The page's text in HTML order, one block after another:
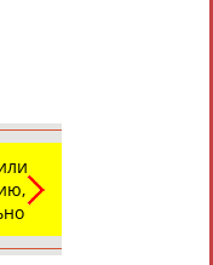
Просмотры
материалов
организации